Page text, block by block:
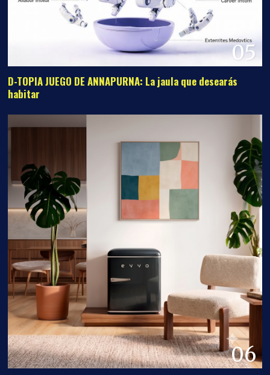
05
D-TOPIA JUEGO DE ANNAPURNA: La jaula que desearás
habitar
06